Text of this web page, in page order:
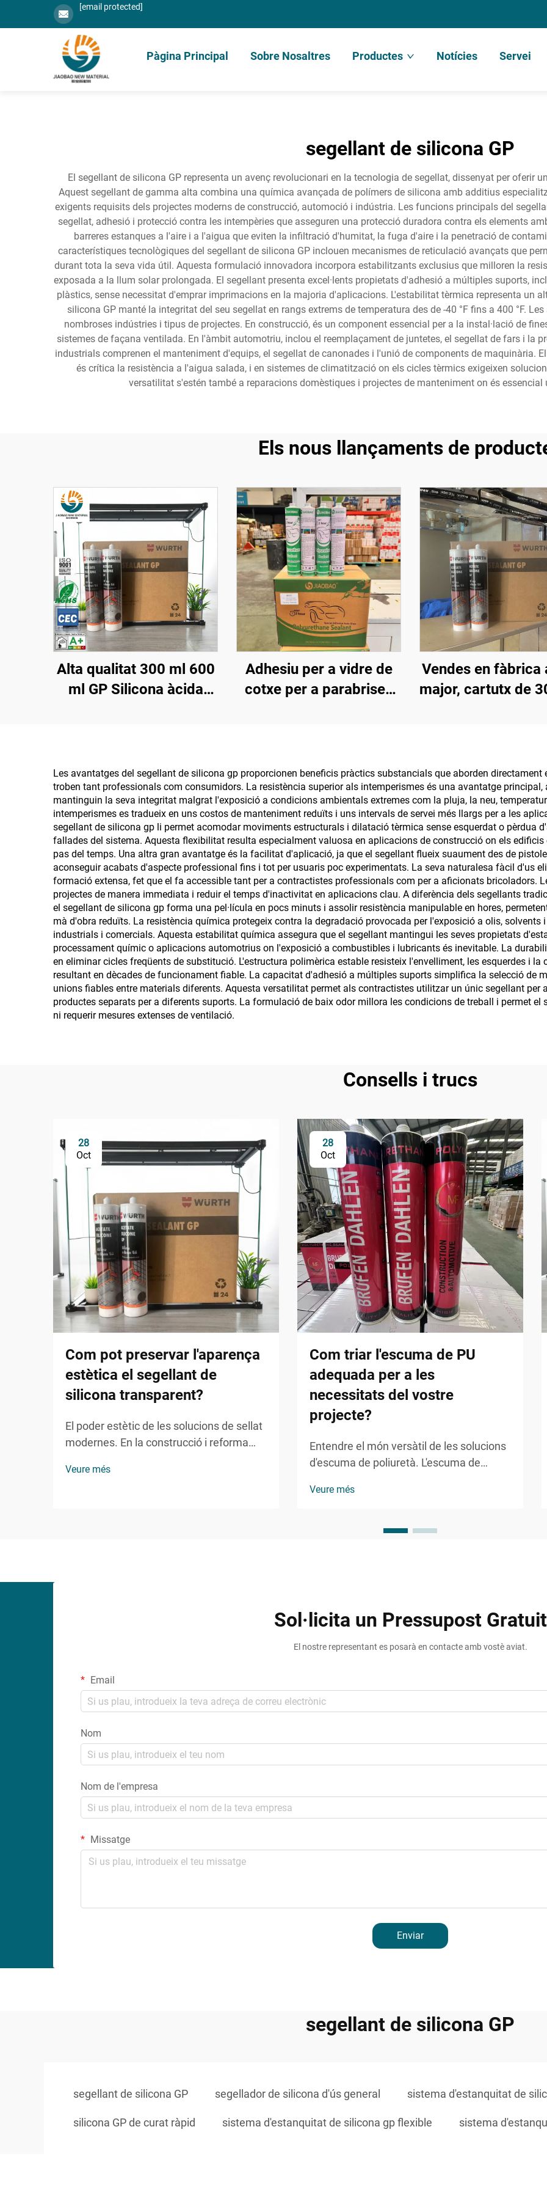
[email protected]
Pàgina Principal Sobre Nosaltres Productes Notícies Servei
segellant de silicona GP
El segellant de silicona GP representa un avenç revolucionari en la tecnologia de segellat, dissenyat per oferir
Aquest segellant de gamma alta combina una química avançada de polímers de silicona amb additius
exigents requisits dels projectes moderns de construcció, automoció i indústria. Les funcions principals del
segellat, adhesió i protecció contra les intempèries que asseguren una protecció duradora contra els elements
barreres estanques a l'aire i a l'aigua que eviten la infiltració d'humitat, la fuga d'aire i la penetració de
característiques tecnològiques del segellant de silicona GP inclouen mecanismes de reticulació avançats que
durant tota la seva vida útil. Aquesta formulació innovadora incorpora estabilitzants exclusius que milloren la
exposada a la llum solar prolongada. El segellant presenta excel·lents propietats d'adhesió a múltiples suports,
plàstics, sense necessitat d'emprar imprimacions en la majoria d'aplicacions. L'estabilitat tèrmica representa un
silicona GP manté la integritat del seu segellat en rangs extrems de temperatura des de -40 °F fins a 400 °F.
nombroses indústries i tipus de projectes. En construcció, és un component essencial per a la instal·lació de
sistemes de façana ventilada. En l'àmbit automotriu, inclou el reemplaçament de juntetes, el segellat de fars i la
industrials comprenen el manteniment d'equips, el segellat de canonades i l'unió de components de maquinària.
és crítica la resistència a l'aigua salada, i en sistemes de climatització on els cicles tèrmics exigeixen
versatilitat s'estén també a reparacions domèstiques i projectes de manteniment on és
Els nous llançaments de
Alta qualitat 300 ml 600
ml GP Silicona àcida
monocomponent Preu
Adhesiu per a vidre de
cotxe per a parabrises
fuites d'aigua, poliuretà
fort, negre
Vendes en fàbrica
major, cartutx de
antimoquil per
construcció
Les avantatges del segellant de silicona gp proporcionen beneficis pràctics substancials que aborden
troben tant professionals com consumidors. La resistència superior als intemperismes és una avantatge
mantinguin la seva integritat malgrat l'exposició a condicions ambientals extremes com la pluja, la neu,
intemperismes es tradueix en uns costos de manteniment reduïts i uns intervals de servei més llargs per a les
segellant de silicona gp li permet acomodar moviments estructurals i dilatació tèrmica sense esquerdat o pèrdua
fallades del sistema. Aquesta flexibilitat resulta especialment valuosa en aplicacions de construcció on els
pas del temps. Una altra gran avantatge és la facilitat d'aplicació, ja que el segellant flueix suaument des de
aconseguir acabats d'aspecte professional fins i tot per usuaris poc experimentats. La seva naturalesa fàcil d'us
formació extensa, fet que el fa accessible tant per a contractistes professionals com per a aficionats bricoladors.
projectes de manera immediata i reduir el temps d'inactivitat en aplicacions clau. A diferència dels segellants
el segellant de silicona gp forma una pel·lícula en pocs minuts i assolir resistència manipulable en hores,
mà d'obra reduïts. La resistència química protegeix contra la degradació provocada per l'exposició a olis, solvents
industrials i comercials. Aquesta estabilitat química assegura que el segellant mantingui les seves propietats
processament químic o aplicacions automotrius on l'exposició a combustibles i lubricants és inevitable. La
en eliminar cicles freqüents de substitució. L'estructura polimèrica estable resisteix l'envelliment, les esquerdes i
resultant en dècades de funcionament fiable. La capacitat d'adhesió a múltiples suports simplifica la selecció de
unions fiables entre materials diferents. Aquesta versatilitat permet als contractistes utilitzar un únic segellant per
productes separats per a diferents suports. La formulació de baix odor millora les condicions de treball i permet
ni requerir mesures extenses de ventilació.
Consells i trucs
28
Oct
Com pot preservar l'aparença
estètica el segellant de
silicona transparent?
El poder estètic de les solucions de sellat
modernes. En la construcció i reforma
l'atractiu visual mentre s'assegura la
Veure més
28
Oct
Com triar l'escuma de PU
adequada per a les
necessitats del vostre
projecte?
Entendre el món versàtil de les solucions
d'escuma de poliuretà. L'escuma de
indústries gràcies a la seva versatilitat
de aplicacions en construcció i automoció
Veure més
Sol·licita un Pressupost Gratuit
El nostre representant es posarà en contacte amb vostè aviat.
Email
Nom
Nom de l'empresa
Missatge
Enviar
segellant de silicona GP
segellant de silicona GP segellador de silicona d'ús general sistema d'estanquitat de
silicona GP de curat ràpid sistema d'estanquitat de silicona gp flexible sistema